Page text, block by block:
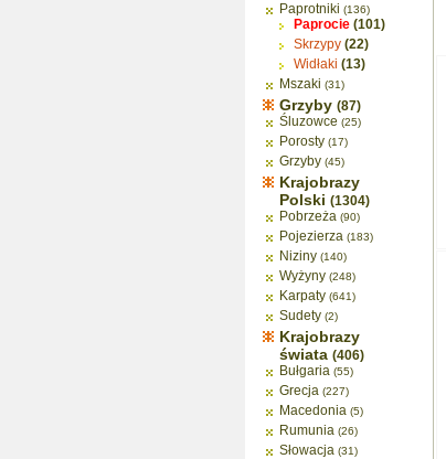
Paprotniki (136)
Paprocie (101)
Skrzypy (22)
Widłaki (13)
Mszaki (31)
Grzyby (87)
Śluzowce (25)
Porosty (17)
Grzyby (45)
Krajobrazy
Polski (1304)
Pobrzeża (90)
Pojezierza (183)
Niziny (140)
Wyżyny (248)
Karpaty (641)
Sudety (2)
Krajobrazy
świata (406)
Bułgaria (55)
Grecja (227)
Macedonia (5)
Rumunia (26)
Słowacja (31)